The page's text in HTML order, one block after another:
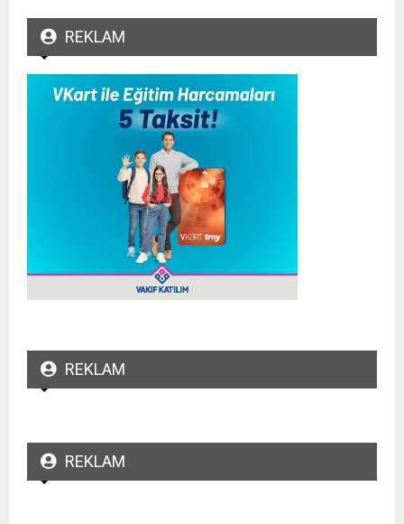
REKLAM
REKLAM
REKLAM